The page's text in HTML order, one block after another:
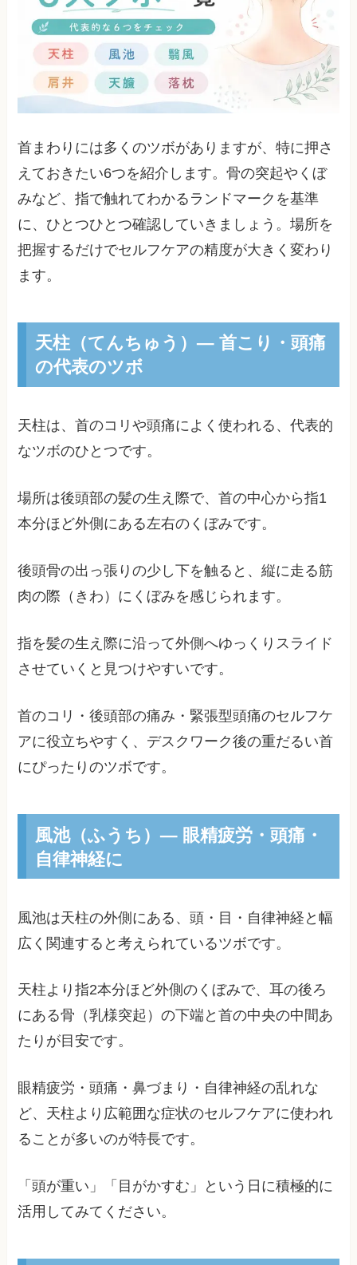
首まわりには多くのツボがありますが、特に押さ
えておきたい6つを紹介します。骨の突起やくぼ
みなど、指で触れてわかるランドマークを基準
に、ひとつひとつ確認していきましょう。場所を
把握するだけでセルフケアの精度が大きく変わり
ます。
天柱（てんちゅう）— 首こり・頭痛
の代表のツボ
天柱は、首のコリや頭痛によく使われる、代表的
なツボのひとつです。
場所は後頭部の髪の生え際で、首の中心から指1
本分ほど外側にある左右のくぼみです。
後頭骨の出っ張りの少し下を触ると、縦に走る筋
肉の際（きわ）にくぼみを感じられます。
指を髪の生え際に沿って外側へゆっくりスライド
させていくと見つけやすいです。
首のコリ・後頭部の痛み・緊張型頭痛のセルフケ
アに役立ちやすく、デスクワーク後の重だるい首
にぴったりのツボです。
風池（ふうち）— 眼精疲労・頭痛・
自律神経に
風池は天柱の外側にある、頭・目・自律神経と幅
広く関連すると考えられているツボです。
天柱より指2本分ほど外側のくぼみで、耳の後ろ
にある骨（乳様突起）の下端と首の中央の中間あ
たりが目安です。
眼精疲労・頭痛・鼻づまり・自律神経の乱れな
ど、天柱より広範囲な症状のセルフケアに使われ
ることが多いのが特長です。
「頭が重い」「目がかすむ」という日に積極的に
活用してみてください。